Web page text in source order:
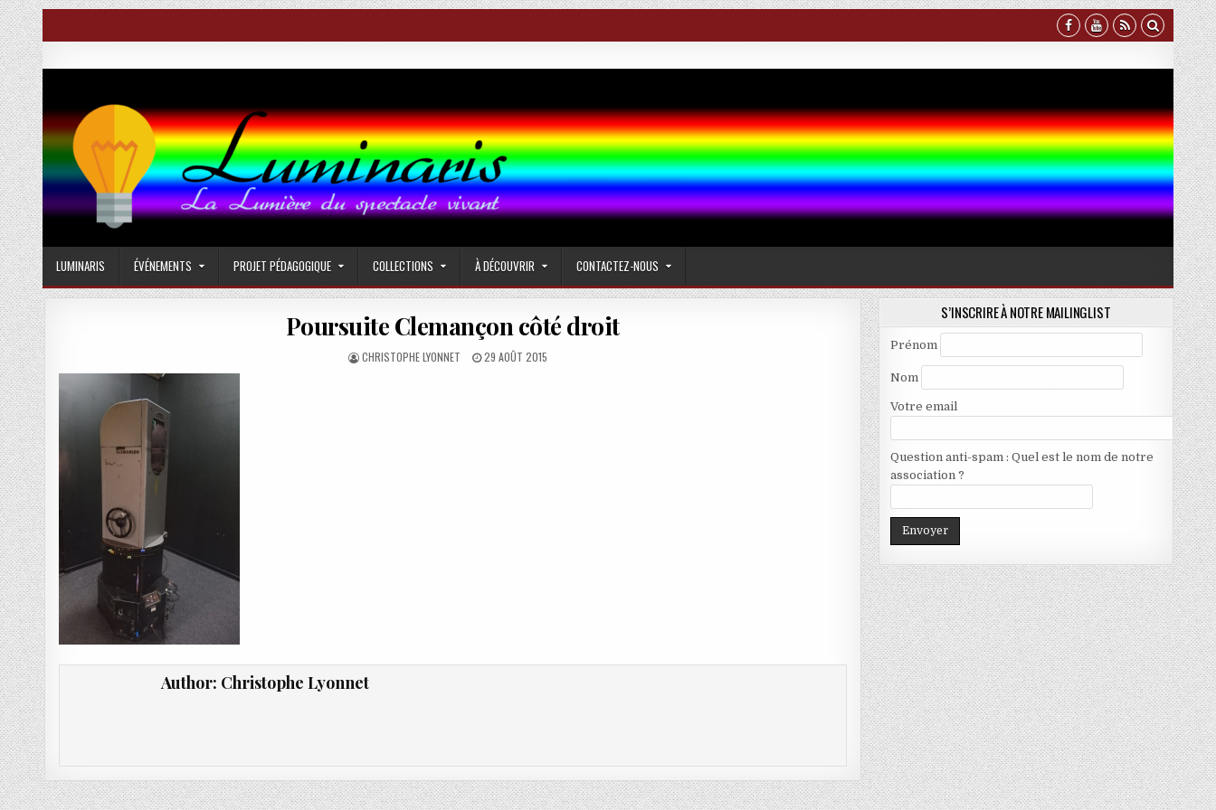
Skip
to
content
Luminaris
LUMINARIS ÉVÉNEMENTS PROJET PÉDAGOGIQUE COLLECTIONS À DÉCOUVRIR CONTACTEZ-NOUS
Poursuite Clemançon côté droit
AUTHOR:
CHRISTOPHE LYONNET
PUBLISHED
29 AOÛT 2015
Author: Christophe Lyonnet
S’INSCRIRE À NOTRE MAILINGLIST
Prénom
Nom
Votre email
Question anti-spam : Quel est le nom de notre
association ?